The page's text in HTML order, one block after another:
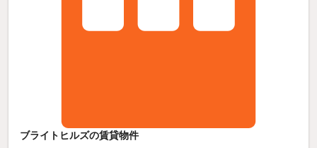
ブライトヒルズの賃貸物件